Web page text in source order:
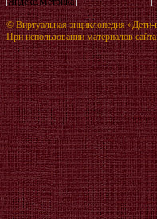
©Виртуальная энциклопедия «Дети-
При использовании материалов